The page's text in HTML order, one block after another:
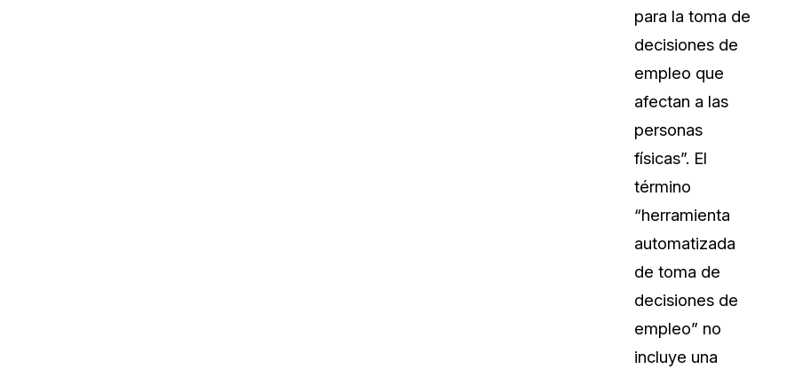
para la toma de
decisiones de
empleo que
afectan a las
personas
físicas”. El
término
“herramienta
automatizada
de toma de
decisiones de
empleo” no
incluye una